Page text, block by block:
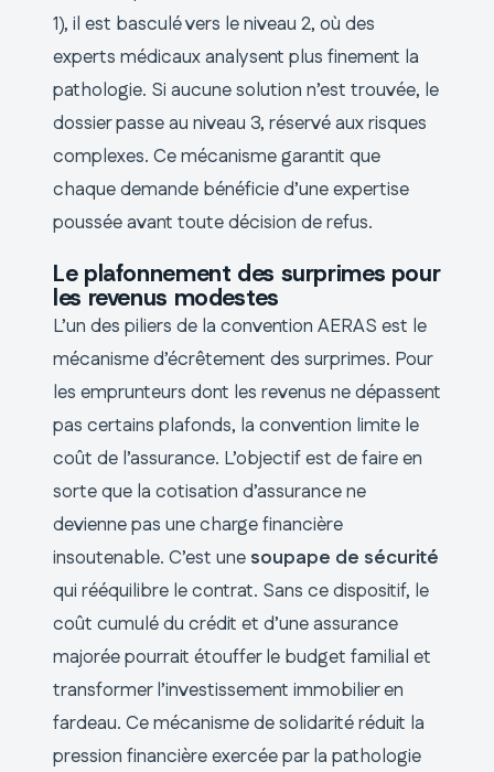
1), il est basculé vers le niveau 2, où des
experts médicaux analysent plus finement la
pathologie. Si aucune solution n’est trouvée, le
dossier passe au niveau 3, réservé aux risques
complexes. Ce mécanisme garantit que
chaque demande bénéficie d’une expertise
poussée avant toute décision de refus.
Le plafonnement des surprimes pour
les revenus modestes
L’un des piliers de la convention AERAS est le
mécanisme d’écrêtement des surprimes. Pour
les emprunteurs dont les revenus ne dépassent
pas certains plafonds, la convention limite le
coût de l’assurance. L’objectif est de faire en
sorte que la cotisation d’assurance ne
devienne pas une charge financière
insoutenable. C’est une soupape de sécurité
qui rééquilibre le contrat. Sans ce dispositif, le
coût cumulé du crédit et d’une assurance
majorée pourrait étouffer le budget familial et
transformer l’investissement immobilier en
fardeau. Ce mécanisme de solidarité réduit la
pression financière exercée par la pathologie